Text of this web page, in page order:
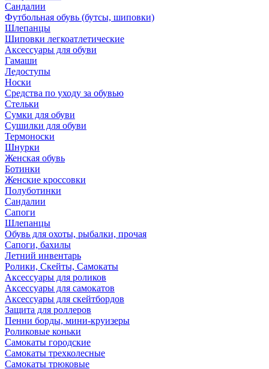
Сандалии
Футбольная обувь (бутсы, шиповки)
Шлепанцы
Шиповки легкоатлетические
Аксессуары для обуви
Гамаши
Ледоступы
Носки
Средства по уходу за обувью
Стельки
Сумки для обуви
Сушилки для обуви
Термоноски
Шнурки
Женская обувь
Ботинки
Женские кроссовки
Полуботинки
Сандалии
Сапоги
Шлепанцы
Обувь для охоты, рыбалки, прочая
Сапоги, бахилы
Летний инвентарь
Ролики, Скейты, Самокаты
Аксессуары для роликов
Аксессуары для самокатов
Аксессуары для скейтбордов
Защита для роллеров
Пенни борды, мини-круизеры
Роликовые коньки
Самокаты городские
Самокаты трехколесные
Самокаты трюковые